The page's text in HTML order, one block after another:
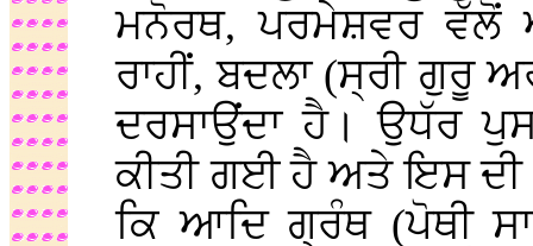
ਮਨੋਰਥ, ਪਰਮੇਸ਼ਵਰ
ਰਾਹੀਂ, ਬਦਲਾ (ਸ੍ਰੀ ਗੁਰੂ
ਦਰਸਾਉਂਦਾ ਹੈ। ਉਧੱਰ
ਕੀਤੀ ਗਈ ਹੈ ਅਤੇ ਇਸ ਦੀ
ਕਿ ਆਦਿ ਗ੍ਰੰਥ (ਪੋਥੀ